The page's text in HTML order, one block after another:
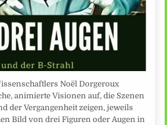
Noël Dorgeroux
animierte Visionen auf, die Szenen
der Vergangenheit zeigen, jeweils
Bild von drei Figuren oder Augen in